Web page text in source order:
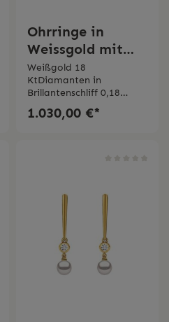
Ohrringe in
Weissgold mit
Akoya Perle
Weißgold 18
KtDiamanten in
Brillantenschliff 0,18
ct Akoya Perle
1.030,00 €*